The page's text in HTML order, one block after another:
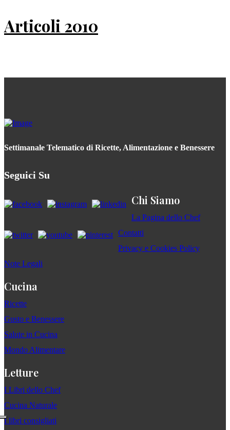
Articoli 2010
Settimanale Telematico di Ricette, Alimentazione e Benessere
Seguici Su
Chi Siamo
La Pagina dello Chef
Contatti
Privacy e Cookies Policy
Note Legali
Cucina
Ricette
Gusto e Benessere
Salute in Cucina
Mondo Alimentare
Letture
I Libri dello Chef
Cucina Naturale
I libri consigliati